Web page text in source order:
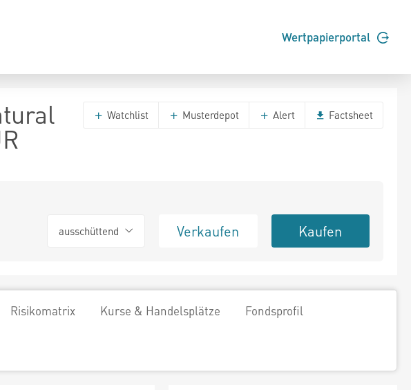
Wertpapierportal
Watchlist Musterdepot Alert Factsheet
ausschüttend Verkaufen Kaufen
Risikomatrix Kurse & Handelsplätze Fondsprofil